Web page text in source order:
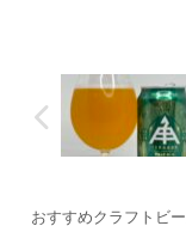
おすすめクラフトビ